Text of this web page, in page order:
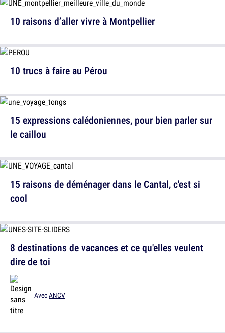
10 raisons d’aller vivre à Montpellier
15 expressions calédoniennes, pour bien parler sur
le caillou
8 destinations de vacances et ce qu'elles veulent
dire de toi
AvecANCV
10 trucs à faire au Pérou
15 raisons de déménager dans le Cantal, c'est si
cool